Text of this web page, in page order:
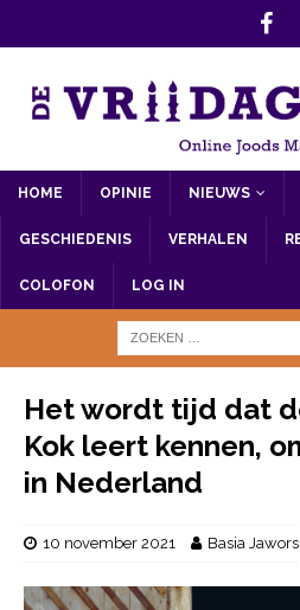
HOME OPINIE NIEUWS
GESCHIEDENIS VERHALEN
COLOFON LOG IN
Het wordt tijd dat
Kok leert kennen,
in Nederland
10 november 2021 Basia